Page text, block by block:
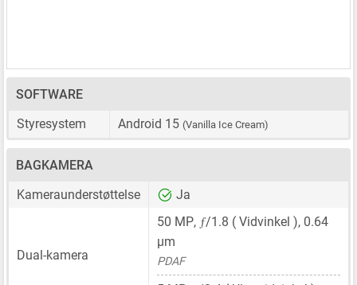
SOFTWARE
Styresystem
Android 15 (Vanilla Ice Cream)
BAGKAMERA
Kameraunderstøttelse
Ja
Dual-kamera
50 MP, ƒ/1.8 ( Vidvinkel ), 0.64
μm
PDAF